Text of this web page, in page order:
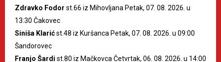
Zdravko Fodor st.66 iz Mihovljana Petak, 07. 08. 2026. u
13:30 Čakovec
Siniša Klarićst.48 iz Kuršanca Petak, 07. 08. 2026. u 09:00
Šandorovec
Franjo Šardi st.80 iz Mačkovca Četvrtak, 06. 08. 2026. u 14:00